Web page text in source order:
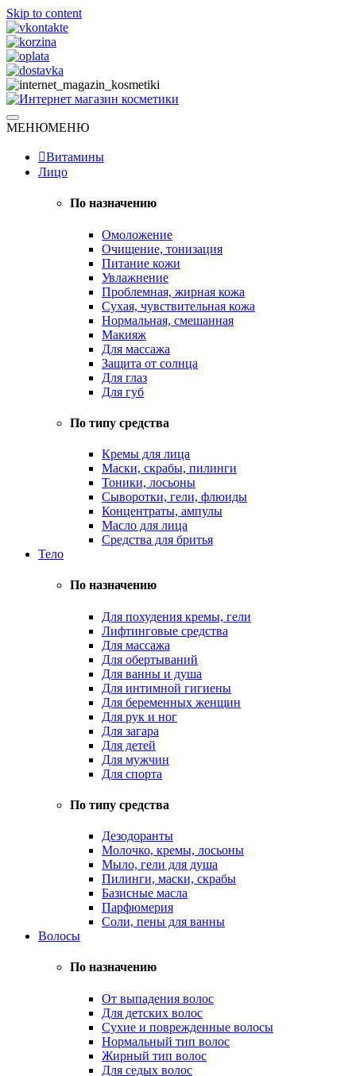
Skip to content
Интернет магазин косметики
Натуральная косметика
МЕНЮМЕНЮ
Витамины
Лицо
По назначению
Омоложение
Очищение, тонизация
Питание кожи
Увлажнение
Проблемная, жирная кожа
Сухая, чувствительная кожа
Нормальная, смешанная
Макияж
Для массажа
Защита от солнца
Для глаз
Для губ
По типу средства
Кремы для лица
Маски, скрабы, пилинги
Тоники, лосьоны
Сыворотки, гели, флюиды
Концентраты, ампулы
Масло для лица
Средства для бритья
Тело
По назначению
Для похудения кремы, гели
Лифтинговые средства
Для массажа
Для обертываний
Для ванны и душа
Для интимной гигиены
Для беременных женщин
Для рук и ног
Для загара
Для детей
Для мужчин
Для спорта
По типу средства
Дезодоранты
Молочко, кремы, лосьоны
Мыло, гели для душа
Пилинги, маски, скрабы
Базисные масла
Парфюмерия
Соли, пены для ванны
Волосы
По назначению
От выпадения волос
Для детских волос
Сухие и поврежденные волосы
Нормальный тип волос
Жирный тип волос
Для седых волос